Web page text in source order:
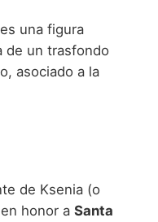
una figura
de un trasfondo
asociado a la
de Ksenia (o
honor a Santa